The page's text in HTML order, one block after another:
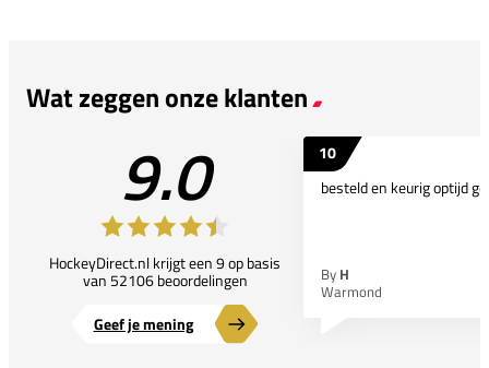
Wat zeggen onze klanten
9.0
HockeyDirect.nl krijgt een 9 op basis
van 52106 beoordelingen
Geef je mening
10
besteld en keurig optijd
By H
Warmond